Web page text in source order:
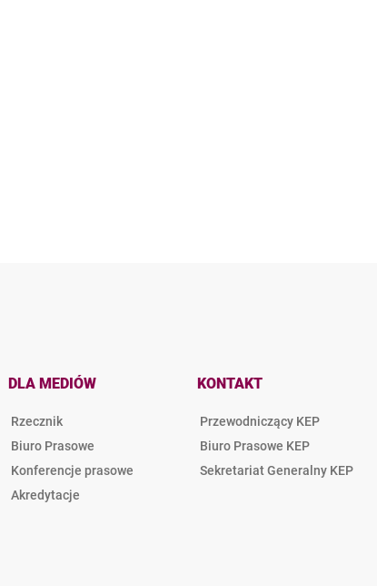
DLA MEDIÓW
Rzecznik
Biuro Prasowe
Konferencje prasowe
Akredytacje
KONTAKT
Przewodniczący KEP
Biuro Prasowe KEP
Sekretariat Generalny KEP